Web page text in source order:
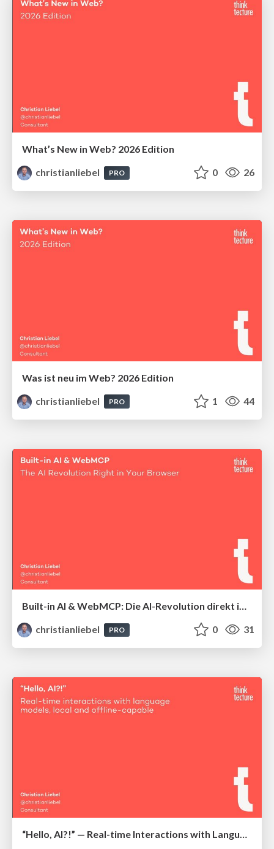
What’s New in Web? 2026 Edition
christianliebel
PRO 0 26
Was ist neu im Web? 2026 Edition
christianliebel
PRO 1 44
Built-in AI & WebMCP: Die AI-Revolution direkt im Browser
christianliebel
PRO 0 31
“Hello, AI?!” — Real-time Interactions with Language Models, Local and Offline-Capable